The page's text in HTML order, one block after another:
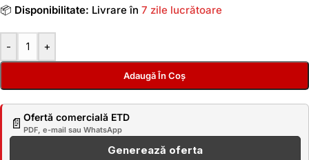
📦 Disponibilitate: Livrare în 7 zile lucrătoare
- +
Adaugă În Coș
📄 Ofertă comercială ETD
PDF, e-mail sau WhatsApp
Generează oferta